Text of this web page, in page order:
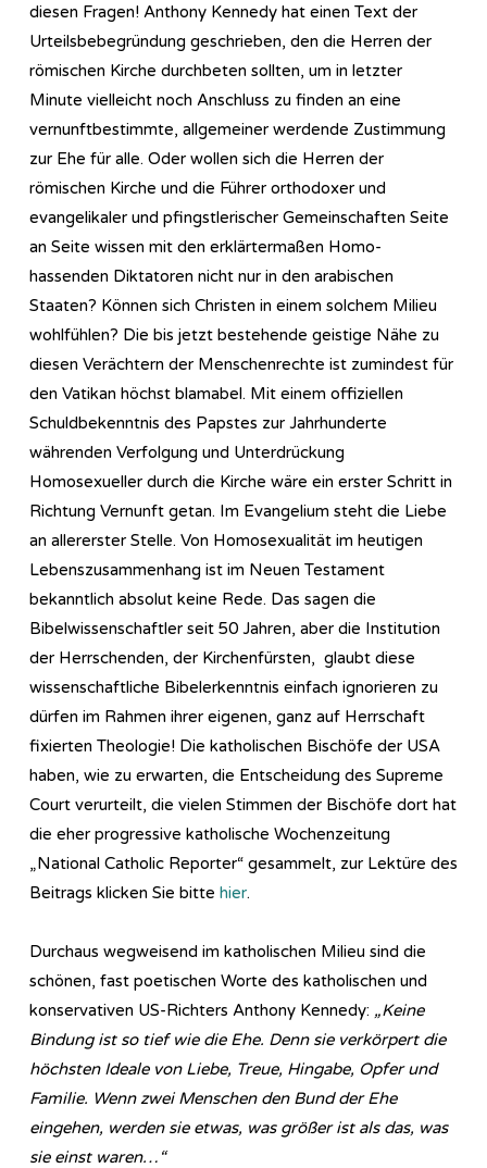
diesen Fragen! Anthony Kennedy hat einen Text der
Urteilsbebegründung geschrieben, den die Herren der
römischen Kirche durchbeten sollten, um in letzter
Minute vielleicht noch Anschluss zu finden an eine
vernunftbestimmte, allgemeiner werdende Zustimmung
zur Ehe für alle. Oder wollen sich die Herren der
römischen Kirche und die Führer orthodoxer und
evangelikaler und pfingstlerischer Gemeinschaften Seite
an Seite wissen mit den erklärtermaßen Homo-
hassenden Diktatoren nicht nur in den arabischen
Staaten? Können sich Christen in einem solchem Milieu
wohlfühlen? Die bis jetzt bestehende geistige Nähe zu
diesen Verächtern der Menschenrechte ist zumindest für
den Vatikan höchst blamabel. Mit einem offiziellen
Schuldbekenntnis des Papstes zur Jahrhunderte
währenden Verfolgung und Unterdrückung
Homosexueller durch die Kirche wäre ein erster Schritt in
Richtung Vernunft getan. Im Evangelium steht die Liebe
an allererster Stelle. Von Homosexualität im heutigen
Lebenszusammenhang ist im Neuen Testament
bekanntlich absolut keine Rede. Das sagen die
Bibelwissenschaftler seit 50 Jahren, aber die Institution
der Herrschenden, der Kirchenfürsten, glaubt diese
wissenschaftliche Bibelerkenntnis einfach ignorieren zu
dürfen im Rahmen ihrer eigenen, ganz auf Herrschaft
fixierten Theologie! Die katholischen Bischöfe der USA
haben, wie zu erwarten, die Entscheidung des Supreme
Court verurteilt, die vielen Stimmen der Bischöfe dort hat
die eher progressive katholische Wochenzeitung
„National Catholic Reporter“ gesammelt, zur Lektüre des
Beitrags klicken Sie bitte hier.
Durchaus wegweisend im katholischen Milieu sind die
schönen, fast poetischen Worte des katholischen und
konservativen US-Richters Anthony Kennedy: „Keine
Bindung ist so tief wie die Ehe. Denn sie verkörpert die
höchsten Ideale von Liebe, Treue, Hingabe, Opfer und
Familie. Wenn zwei Menschen den Bund der Ehe
eingehen, werden sie etwas, was größer ist als das, was
sie einst waren…“